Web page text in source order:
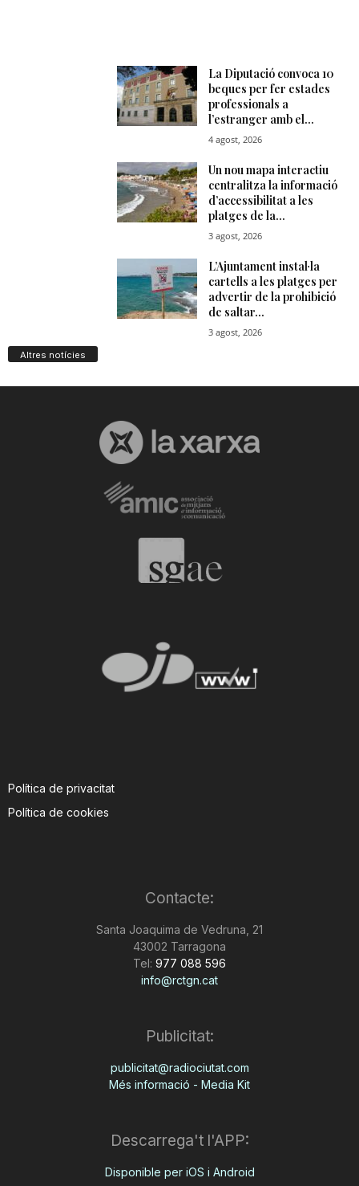
Altres notícies
Política de privacitat
Política de cookies
Contacte:
Santa Joaquima de Vedruna, 21
43002 Tarragona
Tel: 977 088 596
info@rctgn.cat
Publicitat:
publicitat@radiociutat.com
Més informació - Media Kit
Descarrega't l'APP:
Disponible per iOS i Android